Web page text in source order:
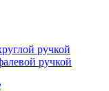
ручкой
ручкой